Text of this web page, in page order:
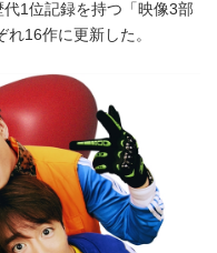
1位記録を持つ「映像3部
16作に更新した。